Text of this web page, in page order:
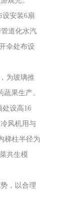
设安装6扇
道化水汽
伞处布设
为玻璃推
果生产。
处设高16
风机用与
梯柱半径为
共生模
，以合理